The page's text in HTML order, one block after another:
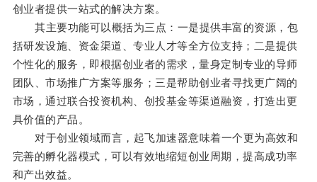
创业者提供一站式的解决方案。
其主要功能可以概括为三点：一是提供丰富的资源，包
括研发设施、资金渠道、专业人才等全方位支持；二是提供
个性化的服务，即根据创业者的需求，量身定制专业的导师
团队、市场推广方案等服务；三是帮助创业者寻找更广阔的
市场，通过联合投资机构、创投基金等渠道融资，打造出更
具价值的产品。
对于创业领域而言，起飞加速器意味着一个更为高效和
完善的孵化器模式，可以有效地缩短创业周期，提高成功率
和产出效益。